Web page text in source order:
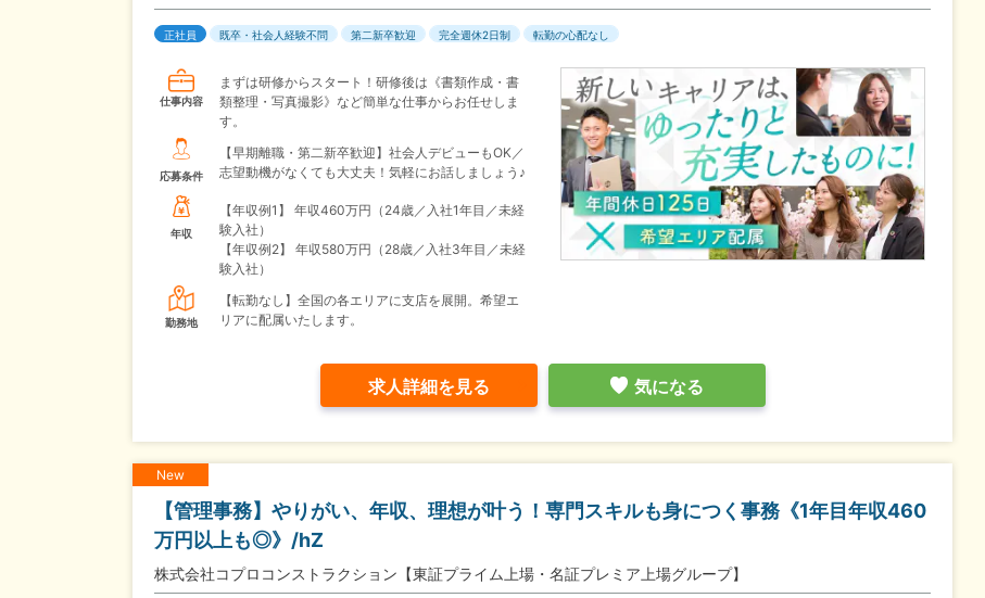
正社員 既卒・社会人経験不問 第二新卒歓迎 完全週休2日制 転勤の心配なし
仕事内容
まずは研修からスタート！研修後は《書類作成・書
類整理・写真撮影》など簡単な仕事からお任せしま
す。
応募条件
【早期離職・第二新卒歓迎】社会人デビューもOK／
志望動機がなくても大丈夫！気軽にお話しましょう♪
年収
【年収例1】
年収460万円（24歳／入社1年目／未経
験入社）
【年収例2】
年収580万円（28歳／入社3年目／未経
験入社）
勤務地
【転勤なし】全国の各エリアに支店を展開。希望エ
リアに配属いたします。
求人詳細を見る 気になる
New
【管理事務】やりがい、年収、理想が叶う！専門スキルも身につく事務《1年目年収460
万円以上も◎》/hZ
株式会社コプロコンストラクション【東証プライム上場・名証プレミア上場グループ】